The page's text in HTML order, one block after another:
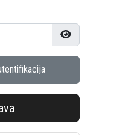
Prikaži lozinku